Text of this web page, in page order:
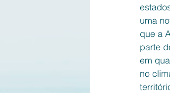
uma
que a
parte
em
no